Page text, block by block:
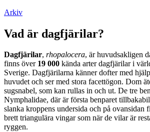
Arkiv
Vad är dagfjärilar?
Dagfjärilar, rhopalocera, är huvudsakligen
finns över 19 000 kända arter dagfjärilar i
Sverige. Dagfjärilarna känner dofter med
huvudet och ser med stora facettögon. Dom
sugsnabel, som kan rullas in och ut. De tre
Nymphalidae, där är första benparet
slanka kroppens undersida och på ovansidan
brett triangulära vingar som när de vilar är
ryggen.